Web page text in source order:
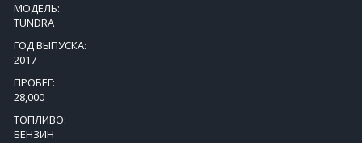
МОДЕЛЬ:
TUNDRA
ГОД ВЫПУСКА:
2017
ПРОБЕГ:
28,000
ТОПЛИВО:
БЕНЗИН